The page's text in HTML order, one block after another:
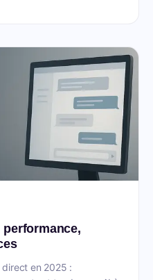
en 2025 :